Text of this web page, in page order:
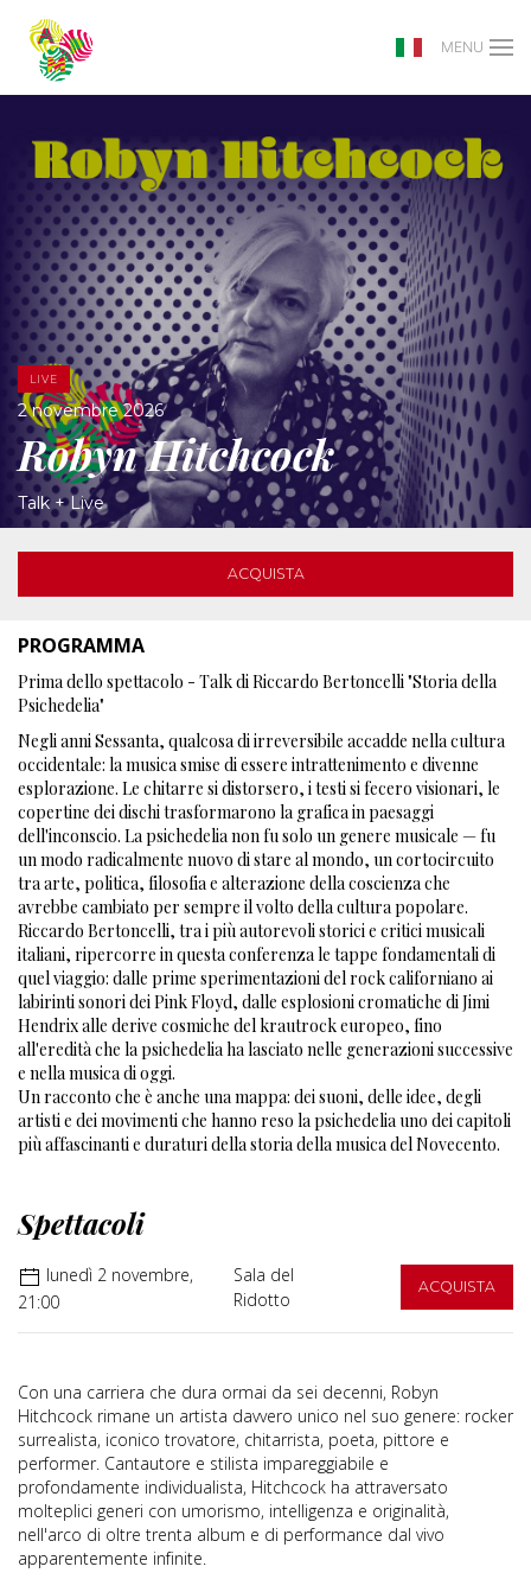
MENU
LIVE
2 novembre 2026
Robyn Hitchcock
Talk + Live
ACQUISTA
PROGRAMMA
Prima dello spettacolo - Talk di Riccardo Bertoncelli "Storia della
Psichedelia"
Negli anni Sessanta, qualcosa di irreversibile accadde nella cultura
occidentale: la musica smise di essere intrattenimento e divenne
esplorazione. Le chitarre si distorsero, i testi si fecero visionari, le
copertine dei dischi trasformarono la grafica in paesaggi
dell'inconscio. La psichedelia non fu solo un genere musicale — fu
un modo radicalmente nuovo di stare al mondo, un cortocircuito
tra arte, politica, filosofia e alterazione della coscienza che
avrebbe cambiato per sempre il volto della cultura popolare.
Riccardo Bertoncelli, tra i più autorevoli storici e critici musicali
italiani, ripercorre in questa conferenza le tappe fondamentali di
quel viaggio: dalle prime sperimentazioni del rock californiano ai
labirinti sonori dei Pink Floyd, dalle esplosioni cromatiche di Jimi
Hendrix alle derive cosmiche del krautrock europeo, fino
all'eredità che la psichedelia ha lasciato nelle generazioni successive
e nella musica di oggi.
Un racconto che è anche una mappa: dei suoni, delle idee, degli
artisti e dei movimenti che hanno reso la psichedelia uno dei capitoli
più affascinanti e duraturi della storia della musica del Novecento.
Spettacoli
lunedì 2 novembre,
21:00
Sala del
Ridotto
ACQUISTA
Con una carriera che dura ormai da sei decenni, Robyn
Hitchcock rimane un artista davvero unico nel suo genere: rocker
surrealista, iconico trovatore, chitarrista, poeta, pittore e
performer. Cantautore e stilista impareggiabile e
profondamente individualista, Hitchcock ha attraversato
molteplici generi con umorismo, intelligenza e originalità,
nell'arco di oltre trenta album e di performance dal vivo
apparentemente infinite.